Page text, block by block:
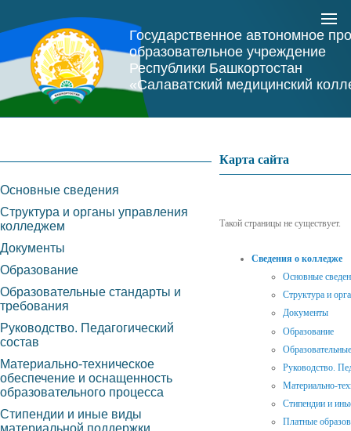
Государственное автономное
образовательное учреждение
Республики Башкортостан
«Салаватский медицинский
Карта сайта
Такой страницы не существует.
Сведения о колледже
Основные
Структура и
Документы
Образование
Руководство.
Материально-
Стипендии и
Платные
Основные сведения
Структура и органы управления
колледжем
Документы
Образование
Образовательные стандарты и
требования
Руководство. Педагогический
состав
Материально-техническое
обеспечение и оснащенность
образовательного процесса
Стипендии и иные виды
материальной поддержки